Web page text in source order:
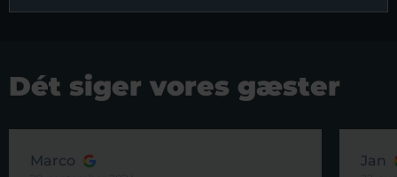
Dét siger vores gæster
Marco Jan